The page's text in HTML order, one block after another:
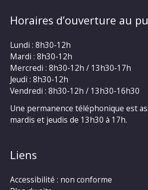
Horaires d’ouverture au
Lundi : 8h30-12h
Mardi : 8h30-12h
Mercredi : 8h30-12h / 13h30-17h
Jeudi : 8h30-12h
Vendredi : 8h30-12h / 13h30-16h30
Une permanence téléphonique est
mardis et jeudis de 13h30 à 17h.
Liens
Accessibilité : non conforme